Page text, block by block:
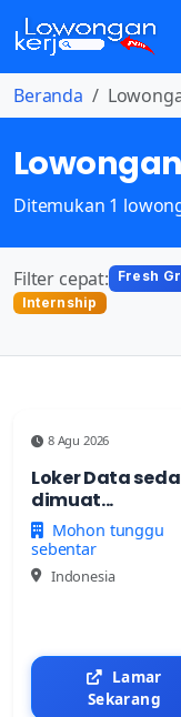
Beranda
Ditemukan 1
Filter cepat: Fresh
Internship
8 Agu 2026
Loker Data
dimuat...
Mohon tunggu
sebentar
Indonesia
Lamar
Sekarang